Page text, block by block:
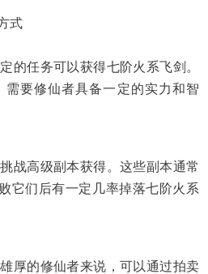
式
的任务可以获得七阶火系飞剑。
要修仙者具备一定的实力和智
战高级副本获得。这些副本通常
它们后有一定几率掉落七阶火系
厚的修仙者来说，可以通过拍卖